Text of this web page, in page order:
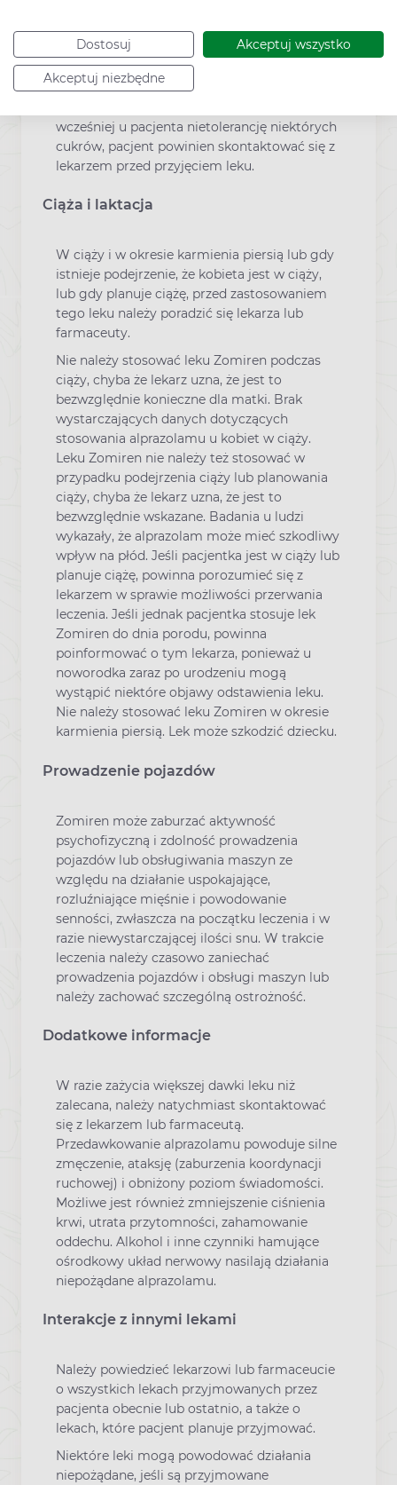
Dostosuj Akceptuj wszystko
Akceptuj niezbędne
co może prowadzić do upadków mogących
mieć poważne następstwa w tej grupie
wiekowej.
wcześniej u pacjenta nietolerancję niektórych
cukrów, pacjent powinien skontaktować się z
lekarzem przed przyjęciem leku.
Ciąża i laktacja
W ciąży i w okresie karmienia piersią lub gdy
istnieje podejrzenie, że kobieta jest w ciąży,
lub gdy planuje ciążę, przed zastosowaniem
tego leku należy poradzić się lekarza lub
farmaceuty.
Nie należy stosować leku Zomiren podczas
ciąży, chyba że lekarz uzna, że jest to
bezwzględnie konieczne dla matki. Brak
wystarczających danych dotyczących
stosowania alprazolamu u kobiet w ciąży.
Leku Zomiren nie należy też stosować w
przypadku podejrzenia ciąży lub planowania
ciąży, chyba że lekarz uzna, że jest to
bezwzględnie wskazane. Badania u ludzi
wykazały, że alprazolam może mieć szkodliwy
wpływ na płód. Jeśli pacjentka jest w ciąży lub
planuje ciążę, powinna porozumieć się z
lekarzem w sprawie możliwości przerwania
leczenia. Jeśli jednak pacjentka stosuje lek
Zomiren do dnia porodu, powinna
poinformować o tym lekarza, ponieważ u
noworodka zaraz po urodzeniu mogą
wystąpić niektóre objawy odstawienia leku.
Nie należy stosować leku Zomiren w okresie
karmienia piersią. Lek może szkodzić dziecku.
Prowadzenie pojazdów
Zomiren może zaburzać aktywność
psychofizyczną i zdolność prowadzenia
pojazdów lub obsługiwania maszyn ze
względu na działanie uspokajające,
rozluźniające mięśnie i powodowanie
senności, zwłaszcza na początku leczenia i w
razie niewystarczającej ilości snu. W trakcie
leczenia należy czasowo zaniechać
prowadzenia pojazdów i obsługi maszyn lub
należy zachować szczególną ostrożność.
Dodatkowe informacje
W razie zażycia większej dawki leku niż
zalecana, należy natychmiast skontaktować
się z lekarzem lub farmaceutą.
Przedawkowanie alprazolamu powoduje silne
zmęczenie, ataksję (zaburzenia koordynacji
ruchowej) i obniżony poziom świadomości.
Możliwe jest również zmniejszenie ciśnienia
krwi, utrata przytomności, zahamowanie
oddechu. Alkohol i inne czynniki hamujące
ośrodkowy układ nerwowy nasilają działania
niepożądane alprazolamu.
Interakcje z innymi lekami
Należy powiedzieć lekarzowi lub farmaceucie
o wszystkich lekach przyjmowanych przez
pacjenta obecnie lub ostatnio, a także o
lekach, które pacjent planuje przyjmować.
Niektóre leki mogą powodować działania
niepożądane, jeśli są przyjmowane